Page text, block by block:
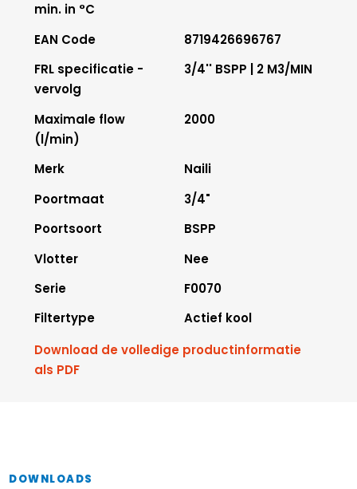
min. in °C
EAN Code
8719426696767
FRL specificatie -
vervolg
3/4'' BSPP | 2 M3/MIN
Maximale flow
(l/min)
2000
Merk
Naili
Poortmaat
3/4"
Poortsoort
BSPP
Vlotter
Nee
Serie
F0070
Filtertype
Actief kool
Download de volledige productinformatie
als PDF
DOWNLOADS